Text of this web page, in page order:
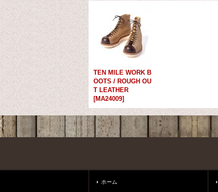
TEN MILE WORK B
OOTS / ROUGH OU
T LEATHER
[MA24009]
ホーム